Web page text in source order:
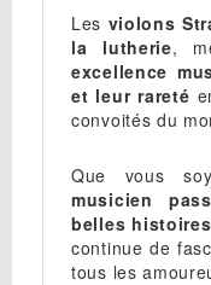
Les violons
la lutherie,
excellence
et leur rareté
convoités du
Que vous
musicien
belles histoires
continue de
tous les